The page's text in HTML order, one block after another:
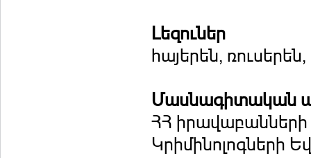
Լեզուներ
հայերեն,
Մասնագիտական
ՀՀ իրավաբանների
Կրիմինոլոգների